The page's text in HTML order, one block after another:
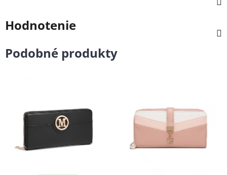
Hodnotenie
Podobné produkty